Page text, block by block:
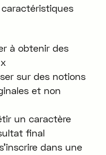
à obtenir des
sur des notions
et non
un caractère
final
dans une